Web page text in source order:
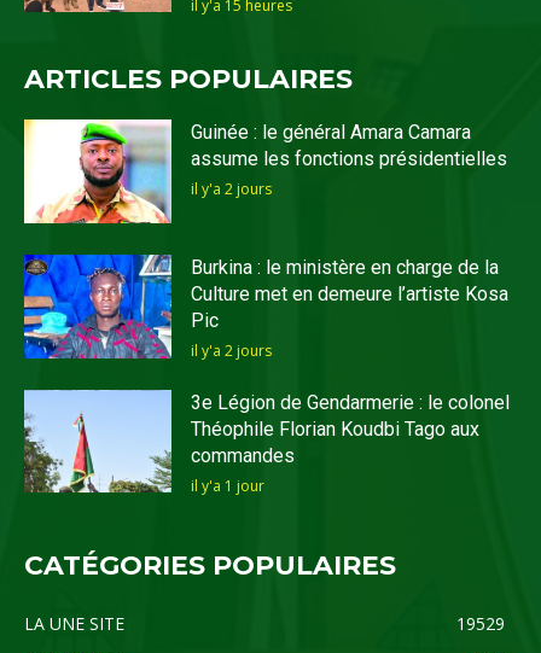
il y'a 15 heures
ARTICLES POPULAIRES
Guinée : le général Amara Camara
assume les fonctions présidentielles
il y'a 2 jours
Burkina : le ministère en charge de la
Culture met en demeure l’artiste Kosa
Pic
il y'a 2 jours
3e Légion de Gendarmerie : le colonel
Théophile Florian Koudbi Tago aux
commandes
il y'a 1 jour
CATÉGORIES POPULAIRES
LA UNE SITE
19529